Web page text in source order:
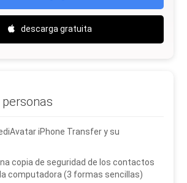
descarga gratuita
iPhone Transfer y su
copia de seguridad de los contactos
computadora (3 formas sencillas)